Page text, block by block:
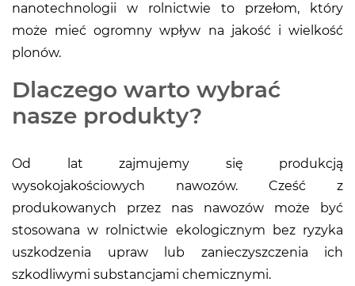
nanotechnologii w rolnictwie to przełom, który
może mieć ogromny wpływ na jakość i wielkość
plonów.
Dlaczego warto wybrać
nasze produkty?
Od lat zajmujemy się produkcją
wysokojakościowych nawozów. Cześć z
produkowanych przez nas nawozów może być
stosowana w rolnictwie ekologicznym bez ryzyka
uszkodzenia upraw lub zanieczyszczenia ich
szkodliwymi substancjami chemicznymi.